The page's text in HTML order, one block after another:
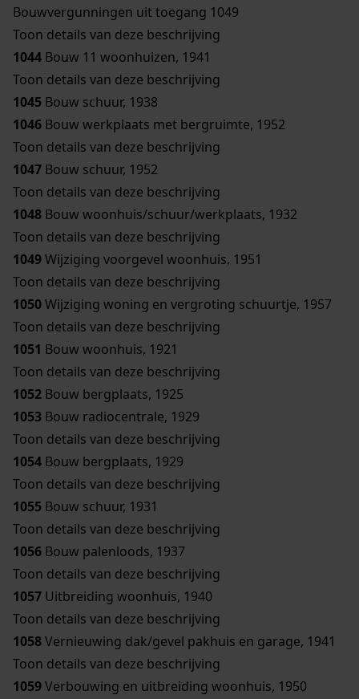
Bouwvergunningen uit toegang 1049
Toon details van deze beschrijving
1044 Bouw 11 woonhuizen, 1941
Toon details van deze beschrijving
1045 Bouw schuur, 1938
1046 Bouw werkplaats met bergruimte, 1952
Toon details van deze beschrijving
1047 Bouw schuur, 1952
Toon details van deze beschrijving
1048 Bouw woonhuis/schuur/werkplaats, 1932
Toon details van deze beschrijving
1049Wijziging voorgevel woonhuis, 1951
Toon details van deze beschrijving
1050Wijziging woning en vergroting schuurtje, 1957
Toon details van deze beschrijving
1051 Bouw woonhuis, 1921
Toon details van deze beschrijving
1052 Bouw bergplaats, 1925
1053 Bouw radiocentrale, 1929
Toon details van deze beschrijving
1054 Bouw bergplaats, 1929
Toon details van deze beschrijving
1055 Bouw schuur, 1931
Toon details van deze beschrijving
1056 Bouw palenloods, 1937
Toon details van deze beschrijving
1057 Uitbreiding woonhuis, 1940
Toon details van deze beschrijving
1058Vernieuwing dak/gevel pakhuis en garage, 1941
Toon details van deze beschrijving
1059Verbouwing en uitbreiding woonhuis, 1950